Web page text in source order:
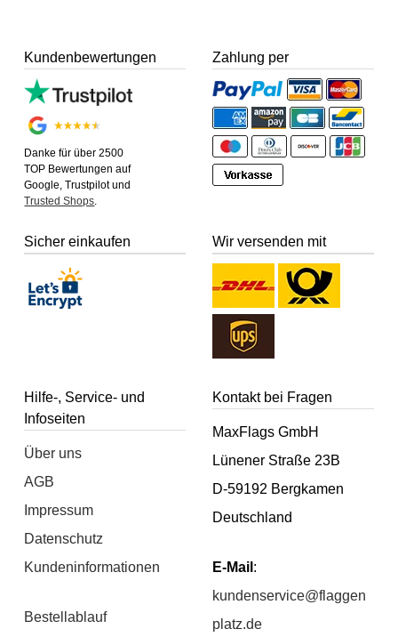
Kundenbewertungen
Danke für über 2500
TOP Bewertungen auf
Google, Trustpilot und
Trusted Shops.
Zahlung per
Sicher einkaufen Wir versenden mit
Hilfe-, Service- und
Infoseiten
Über uns
AGB
Impressum
Datenschutz
Kundeninformationen
Bestellablauf
Kontakt bei Fragen
MaxFlags GmbH
Lünener Straße 23B
D-59192 Bergkamen
Deutschland
E-Mail :
kundenservice@flaggen
platz.de